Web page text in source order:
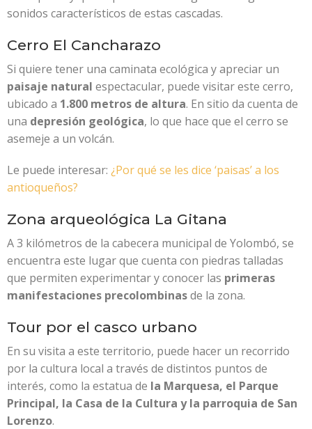
sonidos característicos de estas cascadas.
Cerro El Cancharazo
Si quiere tener una caminata ecológica y apreciar un
paisaje natural espectacular, puede visitar este cerro,
ubicado a 1.800 metros de altura. En sitio da cuenta de
una depresión geológica, lo que hace que el cerro se
asemeje a un volcán.
Le puede interesar: ¿Por qué se les dice ‘paisas’ a los
antioqueños?
Zona arqueológica La Gitana
A 3 kilómetros de la cabecera municipal de Yolombó, se
encuentra este lugar que cuenta con piedras talladas
que permiten experimentar y conocer las primeras
manifestaciones precolombinasde la zona.
Tour por el casco urbano
En su visita a este territorio, puede hacer un recorrido
por la cultura local a través de distintos puntos de
interés, como la estatua de la Marquesa, el Parque
Principal, la Casa de la Cultura y la parroquia de San
Lorenzo.